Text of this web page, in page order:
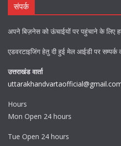
संपर्क
अपने बिज़नेस को ऊंचाईयों पर पहुंचाने के लिए
एडवरटाइजिंग हेतु दी हुई मेल आईडी पर सम्पर्क
उत्तराखंड वार्ता
Hours
Mon Open 24 hours
Tue Open 24 hours